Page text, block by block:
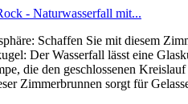
- Naturwasserfall mit...
Schaffen Sie mit diesem
Der Wasserfall lässt eine
die den geschlossenen
Zimmerbrunnen sorgt für